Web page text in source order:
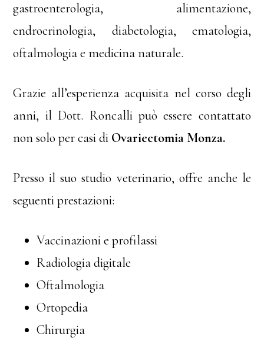
gastroenterologia, alimentazione,
endrocrinologia, diabetologia, ematologia,
oftalmologia e medicina naturale.
Grazie all’esperienza acquisita nel corso degli
anni, il Dott. Roncalli può essere contattato
non solo per casi di Ovariectomia Monza.
Presso il suo studio veterinario, offre anche le
seguenti prestazioni:
Vaccinazioni e profilassi
Radiologia digitale
Oftalmologia
Ortopedia
Chirurgia